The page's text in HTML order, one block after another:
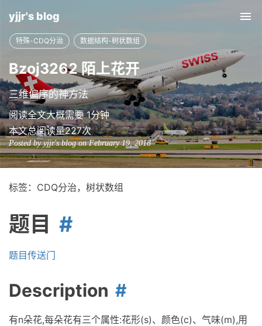
yjjr's blog
特殊-CDQ分治 数据结构-树状数组
Bzoj3262 陌上花开
三维偏序的神方法
阅读全文大概需要 1分钟
本文总阅读量227次
Posted by yjjr's blog on February 19, 2018
标签：CDQ分治，树状数组
题目
题目传送门
Description
有n朵花,每朵花有三个属性:花形(s)、颜色(c)、气味(m),用